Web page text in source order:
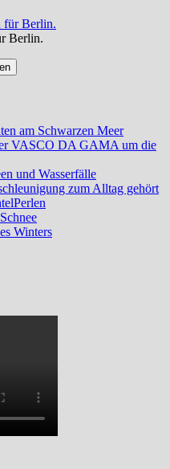
Berlin.
am Schwarzen Meer
VASCO DA GAMA um die
und Wasserfälle
zum Alltag gehört
Winters